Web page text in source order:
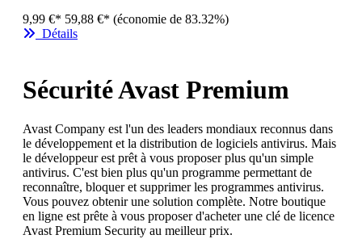
9,99 €* 59,88 €* (économie de 83.32%)
Détails
Sécurité Avast Premium
Avast Company est l'un des leaders mondiaux reconnus dans
le développement et la distribution de logiciels antivirus. Mais
le développeur est prêt à vous proposer plus qu'un simple
antivirus. C'est bien plus qu'un programme permettant de
reconnaître, bloquer et supprimer les programmes antivirus.
Vous pouvez obtenir une solution complète. Notre boutique
en ligne est prête à vous proposer d'acheter une clé de licence
Avast Premium Security au meilleur prix.